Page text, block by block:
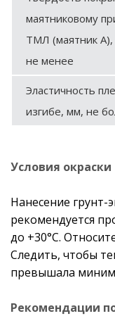
маятниковому
ТМЛ (маятник А),
не менее
Эластичность
изгибе, мм, не
Условия окраски
Нанесение
рекомендуется
до +30°С.
Следить, чтобы
превышала
Рекомендации